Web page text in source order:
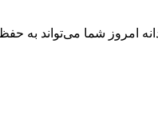
شما می‌تواند به حفظ